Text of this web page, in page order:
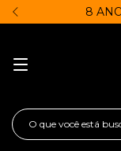
8